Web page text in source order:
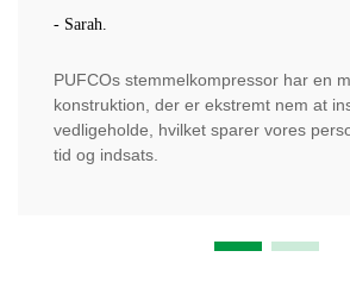
- Sarah.
PUFCOs stemmelkompressor har en
konstruktion, der er ekstremt nem at
vedligeholde, hvilket sparer vores
tid og indsats.